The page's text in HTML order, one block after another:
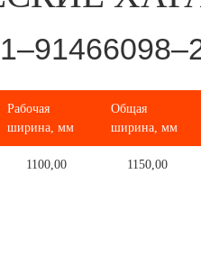
Рабочая
ширина, мм
Общая
ширина, мм
1100,00 1150,00